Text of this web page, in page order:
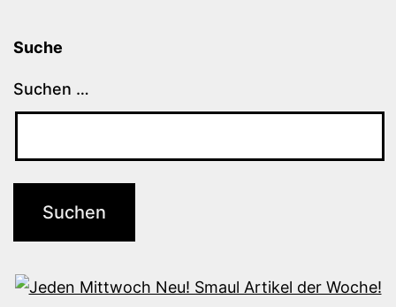
Suche
Suchen …